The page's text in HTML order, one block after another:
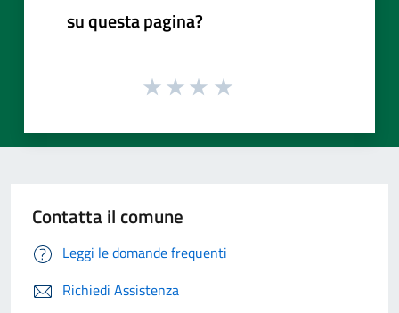
su questa pagina?
Contatta il comune
Leggi le domande frequenti
Richiedi Assistenza